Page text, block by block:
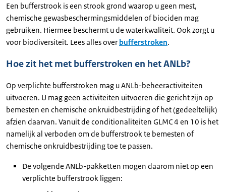
Een bufferstrook is een strook grond waarop u geen mest,
chemische gewasbeschermingsmiddelen of biociden mag
gebruiken. Hiermee beschermt u de waterkwaliteit. Ook zorgt u
voor biodiversiteit. Lees alles over bufferstroken.
Hoe zit het met bufferstroken en het ANLb?
Op verplichte bufferstroken mag u ANLb-beheeractiviteiten
uitvoeren. U mag geen activiteiten uitvoeren die gericht zijn op
bemesten en chemische onkruidbestrijding of het (gedeeltelijk)
afzien daarvan. Vanuit de conditionaliteiten GLMC 4 en 10 is het
namelijk al verboden om de bufferstrook te bemesten of
chemische onkruidbestrijding toe te passen.
De volgende ANLb-pakketten mogen daarom niet op een
verplichte bufferstrook liggen: